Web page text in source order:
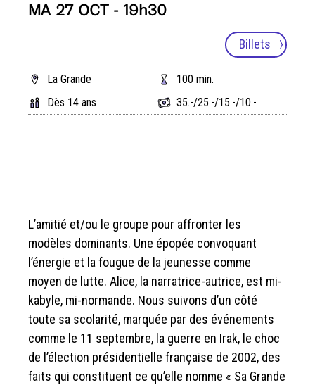
L’amitié et/ou le groupe pour affronter les
modèles dominants. Une épopée convoquant
l’énergie et la fougue de la jeunesse comme
moyen de lutte. Alice, la narratrice-autrice, est mi-
kabyle, mi-normande. Nous suivons d’un côté
toute sa scolarité, marquée par des événements
comme le 11 septembre, la guerre en Irak, le choc
de l’élection présidentielle française de 2002, des
faits qui constituent ce qu’elle nomme « Sa Grande
Billets
MA 27 OCT - 19h30
La Grande
100 min.
Dès 14 ans
35.-/25.-/15.-/10.-